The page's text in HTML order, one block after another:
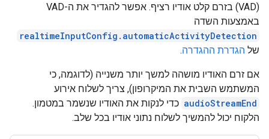
(VAD) בזרם קלט אודיו רציף. אפשר להגדיר את ה-VAD
באמצעות השדה
realtimeInputConfig.automaticActivityDetection
של הגדרת ההגדרה.
אם זרם האודיו מושהה למשך יותר משנייה (לדוגמה, כי
המשתמש השבית את המיקרופון), צריך לשלוח אירוע
audioStreamEnd כדי לנקות את האודיו שנשמר במטמון.
הלקוח יכול להמשיך לשלוח נתוני אודיו בכל שלב.